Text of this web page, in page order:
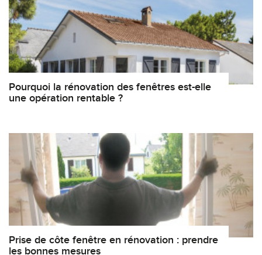
Pourquoi la rénovation des fenêtres est-elle
une opération rentable ?
Prise de côte fenêtre en rénovation : prendre
les bonnes mesures